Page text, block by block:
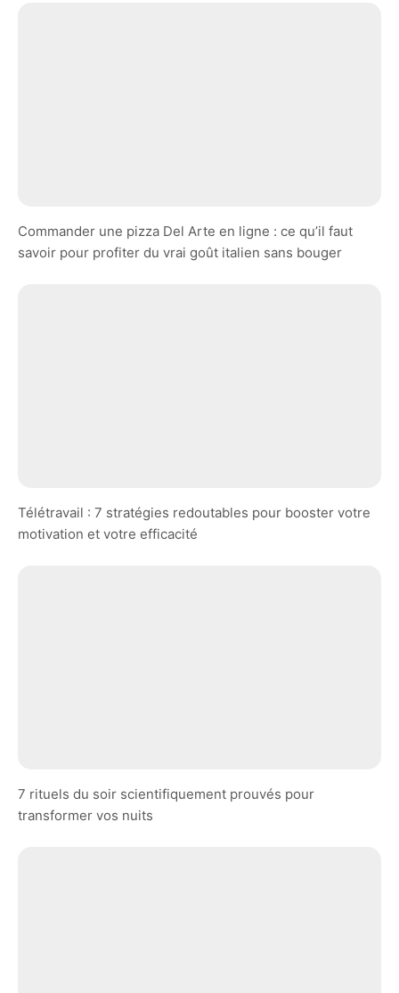
Commander une pizza Del Arte en ligne : ce qu’il faut
savoir pour profiter du vrai goût italien sans bouger
Télétravail : 7 stratégies redoutables pour booster votre
motivation et votre efficacité
7 rituels du soir scientifiquement prouvés pour
transformer vos nuits